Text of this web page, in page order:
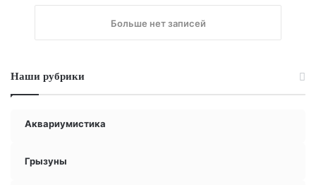
Больше нет записей
Наши рубрики
Аквариумистика
Грызуны